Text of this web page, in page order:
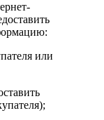
или